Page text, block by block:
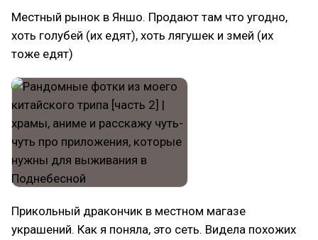
Местный рынок в Яншо. Продают там что угодно,
хоть голубей (их едят), хоть лягушек и змей (их
тоже едят)
Прикольный дракончик в местном магазе
украшений. Как я поняла, это сеть. Видела похожих